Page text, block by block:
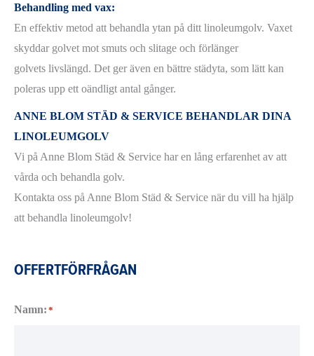
Behandling med vax:
En effektiv metod att behandla ytan på ditt linoleumgolv. Vaxet
skyddar golvet mot smuts och slitage och förlänger
golvets livslängd. Det ger även en bättre städyta, som lätt kan
poleras upp ett oändligt antal gånger.
ANNE BLOM STÄD & SERVICE BEHANDLAR DINA
LINOLEUMGOLV
Vi på Anne Blom Städ & Service har en lång erfarenhet av att
vårda och behandla golv.
Kontakta oss på Anne Blom Städ & Service när du vill ha hjälp
att behandla linoleumgolv!
OFFERTFÖRFRÅGAN
Namn: *